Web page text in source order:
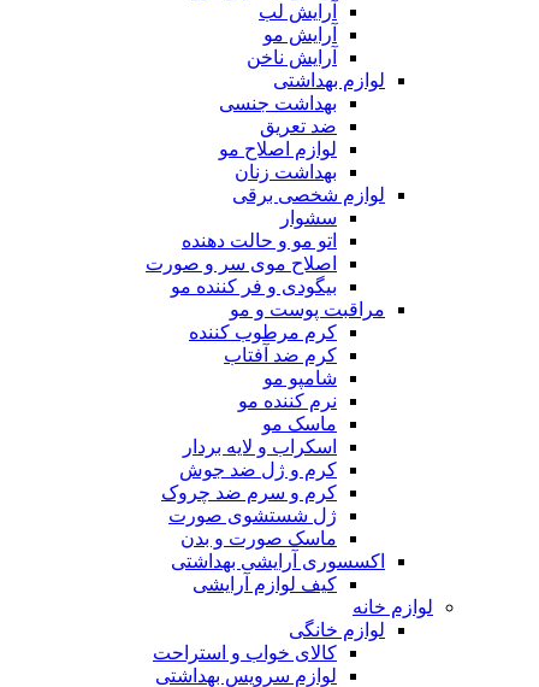
آرایش لب
آرایش مو
آرایش ناخن
لوازم بهداشتی
بهداشت جنسی
ضد تعریق
لوازم اصلاح مو
بهداشت زنان
لوازم شخصی برقی
سشوار
اتو مو و حالت دهنده
اصلاح موی سر و صورت
بیگودی و فر کننده مو
مراقبت پوست و مو
کرم مرطوب کننده
کرم ضد آفتاب
شامپو مو
نرم کننده مو
ماسک مو
اسکراب و لایه بردار
کرم و ژل ضد جوش
کرم و سرم ضد چروک
ژل شستشوی صورت
ماسک صورت و بدن
اکسسوری آرایشی بهداشتی
کیف لوازم آرایشی
لوازم خانه
لوازم خانگی
کالای خواب و استراحت
لوازم سرویس بهداشتی